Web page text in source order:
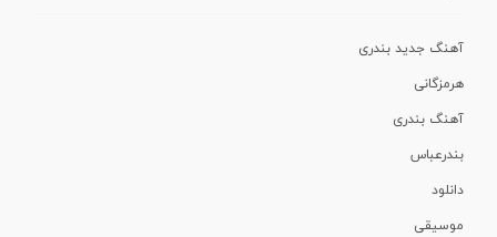
آهنگ جدید بندری
هرمزگانی
آهنگ بندری
بندرعباس
دانلود
موسیقی